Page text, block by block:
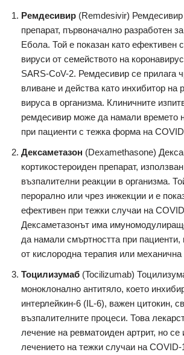
Ремдесивир (Remdesivir) Ремдесивир
препарат, първоначално разработен
Ебола. Той е показан като ефективен
вируси от семейството на
SARS-CoV-2. Ремдесивир се прилага
вливане и действа като инхибитор на
вируса в организма. Клиничните
ремдесивир може да намали времето
при пациенти с тежка форма на
Дексаметазон (Dexamethasone)
кортикостероиден препарат,
възпалителни реакции в организма.
перорално или чрез инжекции и е
ефективен при тежки случаи на
Дексаметазонът има
да намали смъртността при пациенти,
от кислородна терапия или
Тоцилизумаб (Tocilizumab)
моноклонално антитяло, което
интерлейкин-6 (IL-6), важен цитокин,
възпалителните процеси. Това
лечение на ревматоиден артрит, но се
лечението на тежки случаи на